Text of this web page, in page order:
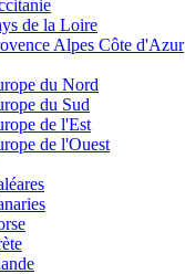
de la Loire
Alpes Côte d'Azur
du Nord
du Sud
de l'Est
de l'Ouest